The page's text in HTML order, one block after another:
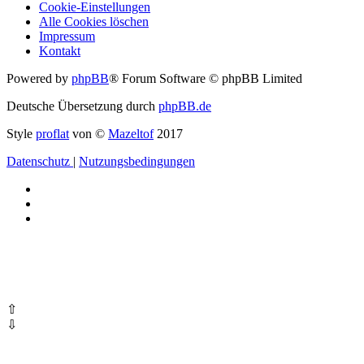
Cookie-Einstellungen
Alle Cookies löschen
Impressum
Kontakt
Powered by phpBB® Forum Software © phpBB Limited
Deutsche Übersetzung durch phpBB.de
Style proflat von © Mazeltof2017
Datenschutz | Nutzungsbedingungen
⇧
⇩